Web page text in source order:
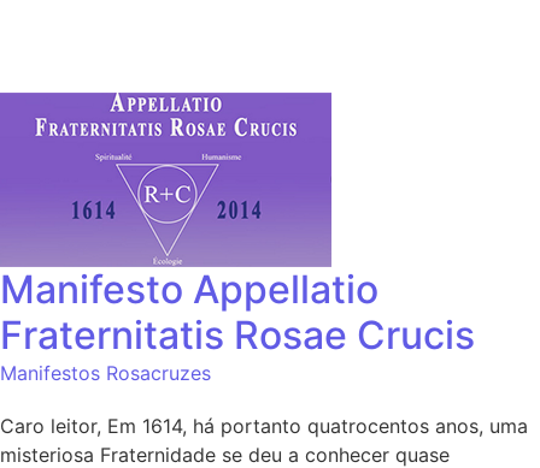
Manifesto Appellatio
Fraternitatis Rosae Crucis
Manifestos Rosacruzes
Caro leitor, Em 1614, há portanto quatrocentos anos, uma
misteriosa Fraternidade se deu a conhecer quase